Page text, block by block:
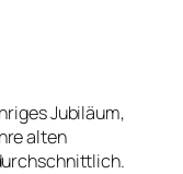
Jubiläum,
alten